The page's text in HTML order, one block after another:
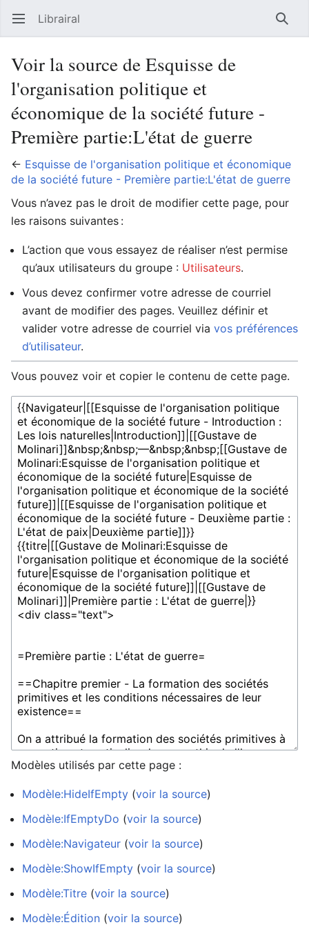
Ouvrir le menu principal Librairal
Voir la source de Esquisse de
l'organisation politique et
économique de la société future -
Première partie:L'état de guerre
← Esquisse de l'organisation politique et économique
de la société future - Première partie:L'état de guerre
Vous n’avez pas le droit de modifier cette page, pour
les raisons suivantes :
L’action que vous essayez de réaliser n’est permise
qu’aux utilisateurs du groupe : Utilisateurs.
Vous devez confirmer votre adresse de courriel
avant de modifier des pages. Veuillez définir et
valider votre adresse de courriel via vos préférences
d’utilisateur.
Vous pouvez voir et copier le contenu de cette page.
Modèles utilisés par cette page :
Modèle:HideIfEmpty (voir la source)
Modèle:IfEmptyDo (voir la source)
Modèle:Navigateur (voir la source)
Modèle:ShowIfEmpty (voir la source)
Modèle:Titre (voir la source)
Modèle:Édition (voir la source)